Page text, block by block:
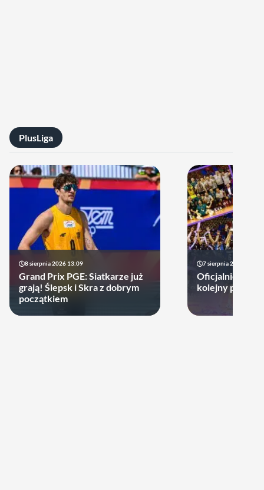
PlusLiga
8 sierpnia 2026 13:09
Grand Prix PGE: Siatkarze już
grają! Ślepsk i Skra z dobrym
początkiem
7 sierpnia 2026 14:18
Oficjalnie!
kolejny